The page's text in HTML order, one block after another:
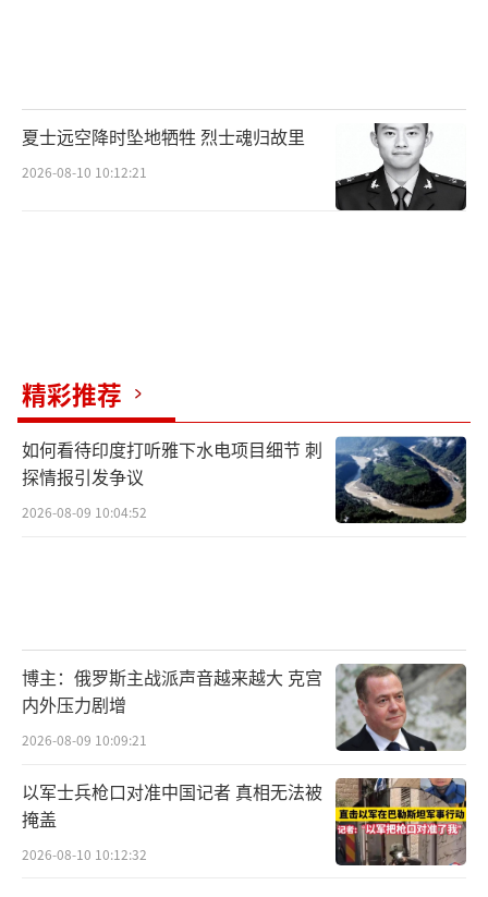
夏士远空降时坠地牺牲 烈士魂归故里
2026-08-10 10:12:21
精彩推荐
如何看待印度打听雅下水电项目细节 刺
探情报引发争议
2026-08-09 10:04:52
博主：俄罗斯主战派声音越来越大 克宫
内外压力剧增
2026-08-09 10:09:21
以军士兵枪口对准中国记者 真相无法被
掩盖
2026-08-10 10:12:32